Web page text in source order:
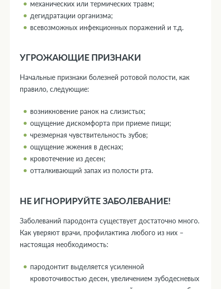
механических или термических травм;
дегидратации организма;
всевозможных инфекционных поражений и т.д.
УГРОЖАЮЩИЕ ПРИЗНАКИ
Начальные признаки болезней ротовой полости, как
правило, следующие:
возникновение ранок на слизистых;
ощущение дискомфорта при приеме пищи;
чрезмерная чувствительность зубов;
ощущение жжения в деснах;
кровотечение из десен;
отталкивающий запах из полости рта.
НЕ ИГНОРИРУЙТЕ ЗАБОЛЕВАНИЕ!
Заболеваний пародонта существует достаточно много.
Как уверяют врачи, профилактика любого из них –
настоящая необходимость:
пародонтит выделяется усиленной
кровоточивостью десен, увеличением зубодесневых